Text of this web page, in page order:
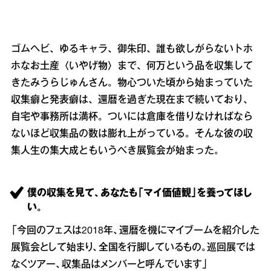
ゴムヘビ、ゆるキャラ、御朱印、誰も欲しがらないトホ
ホなお土産〈いやげ物〉まで、何万という品を収集して
きたみうらじゅんさん。物心ついた頃から始まっていた
収集癖と発表癖は、還暦を過ぎた現在まで続いており、
自宅や事務所は満杯。ついには倉庫を借りなければなら
ないほど収集品の数は膨れ上がっている。そんな彼の収
集人生の集大成ともいうべき展覧会が始まった。
僕の収集を見て、あなたも「マイ価値観」を養ってほし
い。
「今回のフェスは2018年、還暦を機にマイブームを紹介した
展覧会として始まり、全国を行脚しているもの。巡回展では
なくツアー、収集品はメンバーと呼んでいます」